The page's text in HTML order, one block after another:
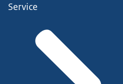
Service